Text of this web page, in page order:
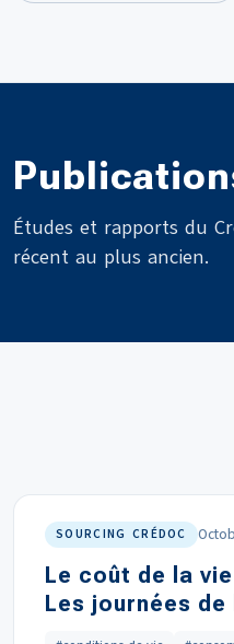
Études et rapports du
récent au plus ancien.
SOURCING CRÉDOC
Le coût de la
Les journées